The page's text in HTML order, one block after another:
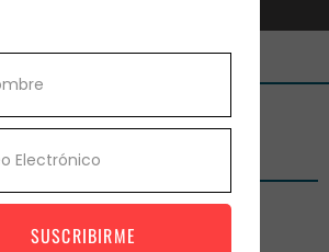
Dictado por
SUSCRIBIRME